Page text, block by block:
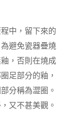
中，留下來的
避免瓷器疊燒
，否則在燒成
足部分的釉，
分稱為澀圈。
又不甚美觀。